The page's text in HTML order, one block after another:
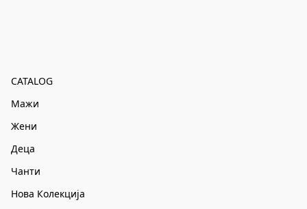
CATALOG
Мажи
Жени
Деца
Чанти
Нова Колекција